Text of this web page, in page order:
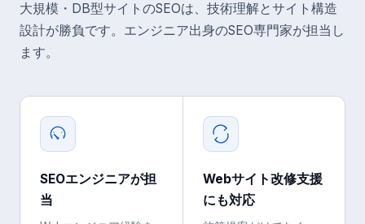
大規模・DB型サイトのSEOは、技術理解とサイト構造
設計が勝負です。エンジニア出身のSEO専門家が担当し
ます。
SEOエンジニアが担
当
Webサイト改修支援
にも対応